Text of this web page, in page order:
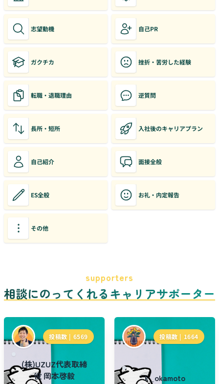
志望動機 自己PR
ガクチカ 挫折・苦労した経験
転職・退職理由 逆質問
長所・短所 入社後のキャリアプラン
自己紹介 面接全般
ES全般 お礼・内定報告
その他
supporters
相談にのってくれるキャリアサポーター
投稿数 | 6569
(株)UZUZ代表取締
役 岡本啓毅
投稿数 | 1664
k_okamoto